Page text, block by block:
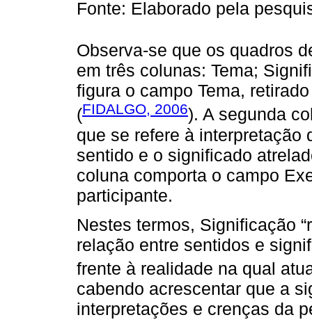
Fonte: Elaborado pela
Observa-se que os quadros
em três colunas: Tema;
figura o campo Tema,
(FIDALGO, 2006). A segunda
que se refere à interpretação
sentido e o significado
coluna comporta o campo
participante.
Nestes termos, Significação
relação entre sentidos e
frente à realidade na qual
cabendo acrescentar que a
interpretações e crenças da